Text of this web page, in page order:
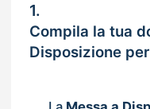
1.
Compila la tua
Disposizione